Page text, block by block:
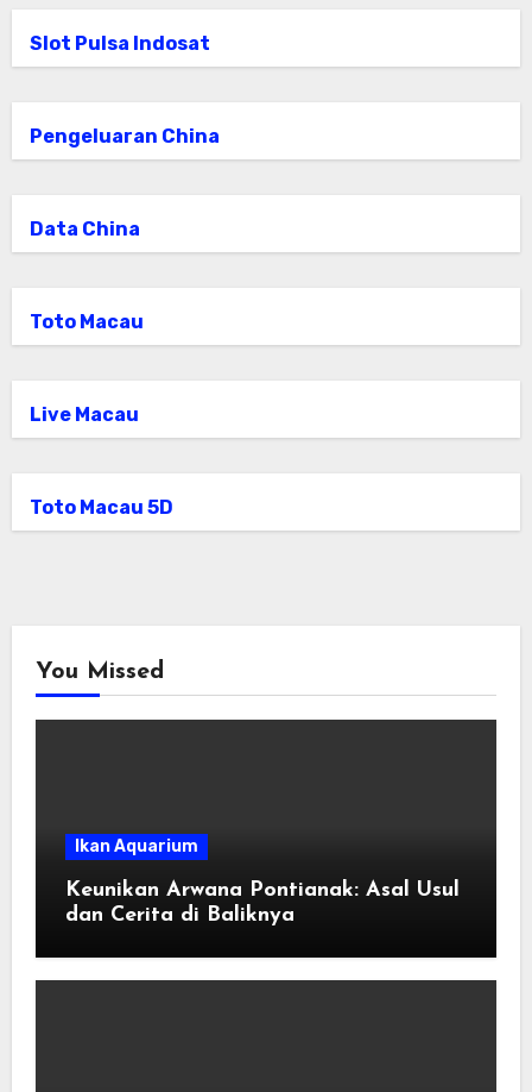
Slot Pulsa Indosat
Pengeluaran China
Data China
Toto Macau
Live Macau
Toto Macau 5D
You Missed
Ikan Aquarium
Keunikan Arwana Pontianak: Asal Usul
dan Cerita di Baliknya